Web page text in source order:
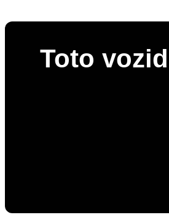
Toto